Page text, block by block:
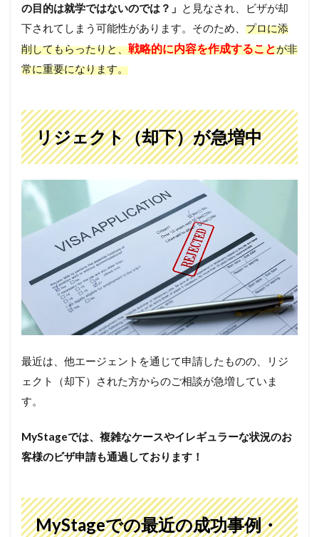
の目的は就学ではないのでは？」 と見なされ、ビザが却
下されてしまう可能性があります。そのため、 プロに添
削してもらったりと、戦略的に内容を作成することが非
常に重要になります。
リジェクト（却下）が急増中
最近は、他エージェントを通じて申請したものの、リジ
ェクト（却下）された方からのご相談が急増していま
す。
MyStageでは、複雑なケースやイレギュラーな状況のお
客様のビザ申請も通過しております！
MyStageでの最近の成功事例・